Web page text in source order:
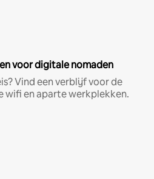
voor digitale nomaden
Vind een verblijf voor de
wifi en aparte werkplekken.